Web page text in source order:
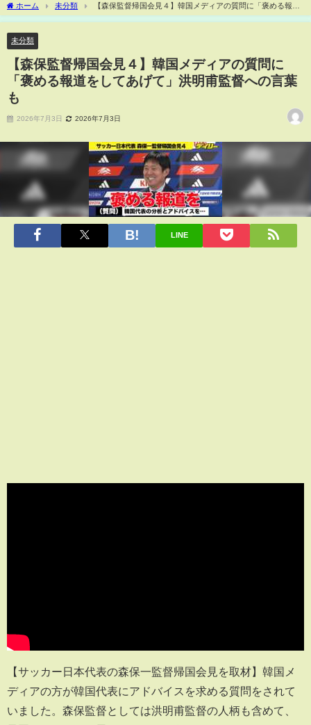
ホーム 未分類
【森保監督帰国会見４】韓国メディアの質問に「褒める報道
をしてあげて」洪明甫監督への言葉も
未分類
【森保監督帰国会見４】韓国メディアの質問に
「褒める報道をしてあげて」洪明甫監督への言葉
も
2026年7月3日 2026年7月3日
LINE
【サッカー日本代表の森保一監督帰国会見を取材】韓国メ
ディアの方が韓国代表にアドバイスを求める質問をされて
いました。森保監督としては洪明甫監督の人柄も含めて、